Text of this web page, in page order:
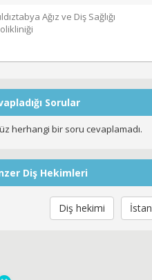
Ağız ve Diş Sağlığı
Sorular
herhangi bir soru cevaplamadı.
Diş Hekimleri
Diş hekimi